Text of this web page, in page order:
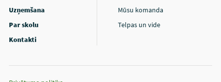
Uzņemšana
Par skolu
Kontakti
Mūsu komanda
Telpas un vide